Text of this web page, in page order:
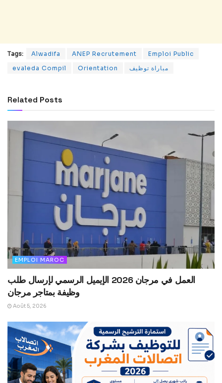
Tags: Alwadifa ANEP Recrutement
Emploi Public
evaleda Compil
Orientation مباراة توظيف
Related Posts
EMPLOI MAROC
العمل في مرجان 2026 الإيميل الرسمي لإرسال طلب
وظيفة بمتاجر مرجان
Août 5, 2026